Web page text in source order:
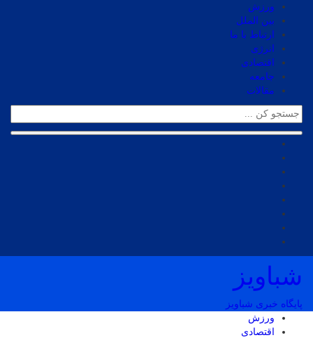
ورزش
بین الملل
ارتباط با ما
انرژی
اقتصادی
جامعه
مقالات
شباویز
پایگاه خبری شباویز
ورزش
اقتصادی